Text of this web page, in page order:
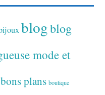
blogblog
mode et
bons plans boutique